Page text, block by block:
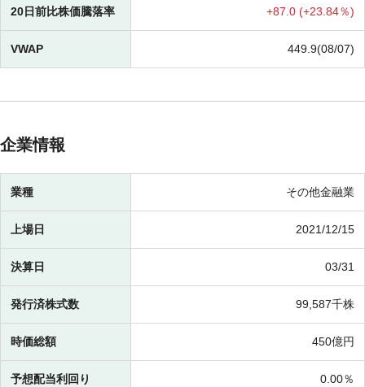
20日前比株価騰落率 +87.0 (+23.84％)
VWAP 449.9(08/07)
企業情報
業種 その他金融業
上場日 2021/12/15
決算日 03/31
発行済株式数 99,587千株
時価総額 450億円
予想配当利回り 0.00％